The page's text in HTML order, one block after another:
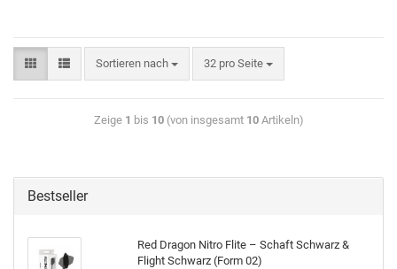
Sortieren nach 32 pro Seite
Zeige 1 bis 10(von insgesamt 10Artikeln)
Bestseller
Red Dra­gon Nitro Flite – Schaft Schwarz &
Flight Schwarz (Form 02)